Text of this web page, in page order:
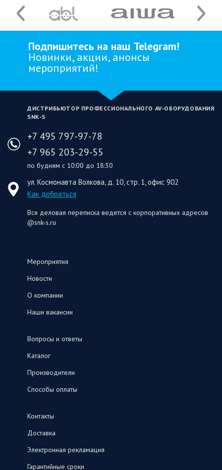
Подпишитесь на наш Telegram!
Новинки, акции, анонсы
мероприятий!
ДИСТРИБЬЮТОР ПРОФЕССИОНАЛЬНОГО AV‑ОБОРУДОВАНИЯ
SNK‑S
+7 495 797-97-78
+7 965 203-29-55
по будням с 10:00 до 18:30
ул. Космонавта Волкова, д. 10, стр. 1, офис 902
Как добраться
Вся деловая переписка ведется с корпоративных адресов
@snk-s.ru
Мероприятия
Новости
О компании
Наши вакансии
Вопросы и ответы
Каталог
Производители
Способы оплаты
Контакты
Доставка
Электронная рекламация
Гарантийные сроки